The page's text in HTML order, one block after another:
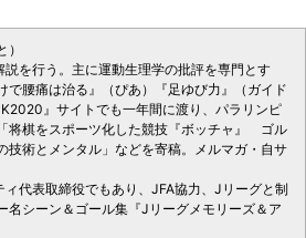
を行う。主に運動生理学の批評を専門とす
で腰痛は治る』（ぴあ）『足ゆび力』（ガイド
』サイトでも一年間に渡り、パラリンピ
将棋をスポーツ化した競技『ボッチャ』 ゴル
技術とメンタル」などを寄稿。メルマガ・自サ
代表取締役でもあり、JFA協力、Jリーグと制
名シーン＆ゴール集『Jリーグメモリーズ＆ア